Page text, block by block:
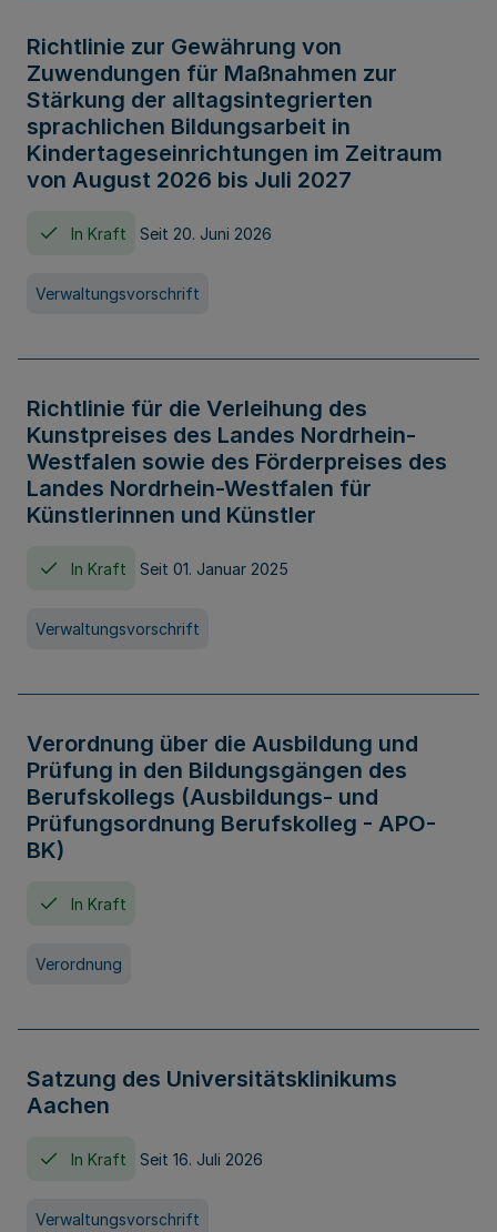
Richtlinie zur Gewährung von
Zuwendungen für Maßnahmen zur
Stärkung der alltagsintegrierten
sprachlichen Bildungsarbeit in
Kindertageseinrichtungen im Zeitraum
von August 2026 bis Juli 2027
In Kraft Seit 20. Juni 2026
Verwaltungsvorschrift
Richtlinie für die Verleihung des
Kunstpreises des Landes Nordrhein-
Westfalen sowie des Förderpreises des
Landes Nordrhein-Westfalen für
Künstlerinnen und Künstler
In Kraft Seit 01. Januar 2025
Verwaltungsvorschrift
Verordnung über die Ausbildung und
Prüfung in den Bildungsgängen des
Berufskollegs (Ausbildungs- und
Prüfungsordnung Berufskolleg - APO-
BK)
In Kraft
Verordnung
Satzung des Universitätsklinikums
Aachen
In Kraft Seit 16. Juli 2026
Verwaltungsvorschrift